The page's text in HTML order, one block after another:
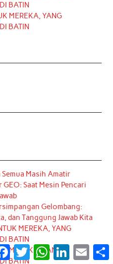
BATIN
MEREKA, YANG
BATIN
Masih Amatir
GEO: Saat Mesin Pencari
Gelombang:
dan Tanggung Jawab Kita
MEREKA, YANG
BATIN
MEREKA, YANG
BATIN
Facebook
TwitterWhatsApp
LinkedInEmail